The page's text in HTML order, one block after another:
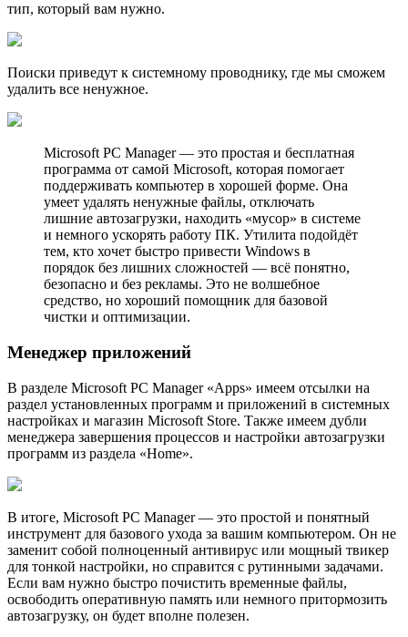
тип, который вам нужно.
Поиски приведут к системному проводнику, где мы сможем
удалить все ненужное.
Microsoft PC Manager — это простая и бесплатная
программа от самой Microsoft, которая помогает
поддерживать компьютер в хорошей форме. Она
умеет удалять ненужные файлы, отключать
лишние автозагрузки, находить «мусор» в системе
и немного ускорять работу ПК. Утилита подойдёт
тем, кто хочет быстро привести Windows в
порядок без лишних сложностей — всё понятно,
безопасно и без рекламы. Это не волшебное
средство, но хороший помощник для базовой
чистки и оптимизации.
Менеджер приложений
В разделе Microsoft PC Manager «Apps» имеем отсылки на
раздел установленных программ и приложений в системных
настройках и магазин Microsoft Store. Также имеем дубли
менеджера завершения процессов и настройки автозагрузки
программ из раздела «Home».
В итоге, Microsoft PC Manager — это простой и понятный
инструмент для базового ухода за вашим компьютером. Он не
заменит собой полноценный антивирус или мощный твикер
для тонкой настройки, но справится с рутинными задачами.
Если вам нужно быстро почистить временные файлы,
освободить оперативную память или немного притормозить
автозагрузку, он будет вполне полезен.